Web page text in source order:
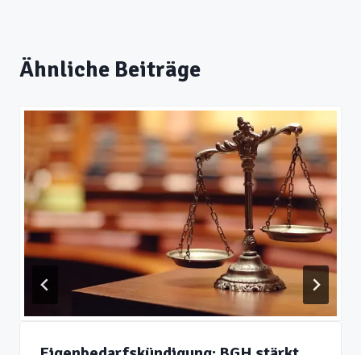
Ähnliche Beiträge